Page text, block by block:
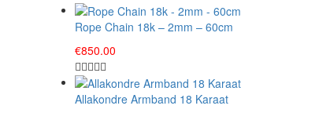
Rope Chain 18k – 2mm – 60cm
€850.00
Allakondre Armband 18 Karaat